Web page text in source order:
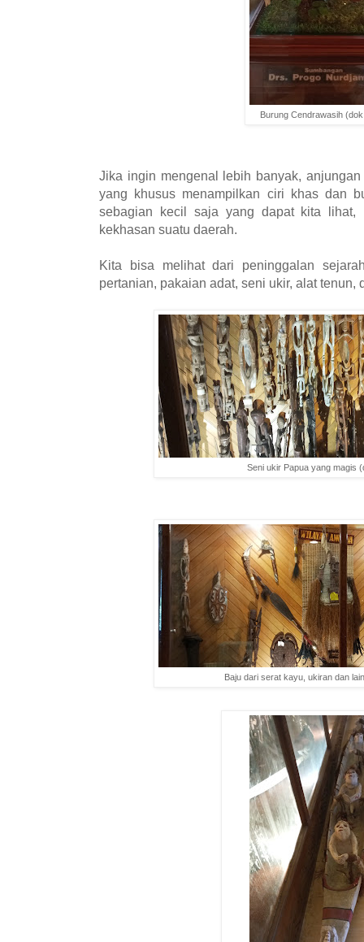
Burung Cendrawasih
Jika ingin mengenal lebih banyak,
yang khusus menampilkan ciri khas dan
sebagian kecil saja yang dapat kita lihat,
kekhasan suatu daerah.
Kita bisa melihat dari peninggalan
pertanian, pakaian adat, seni ukir, alat
Seni ukir Papua yang magis
Baju dari serat kayu, ukiran dan